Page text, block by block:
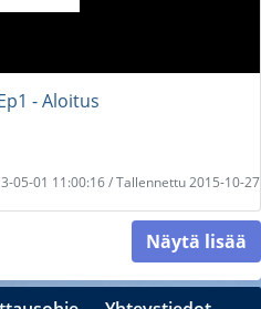
- Aloitus
05-01 11:00:16 / Tallennettu 2015-10-27
Näytä lisää